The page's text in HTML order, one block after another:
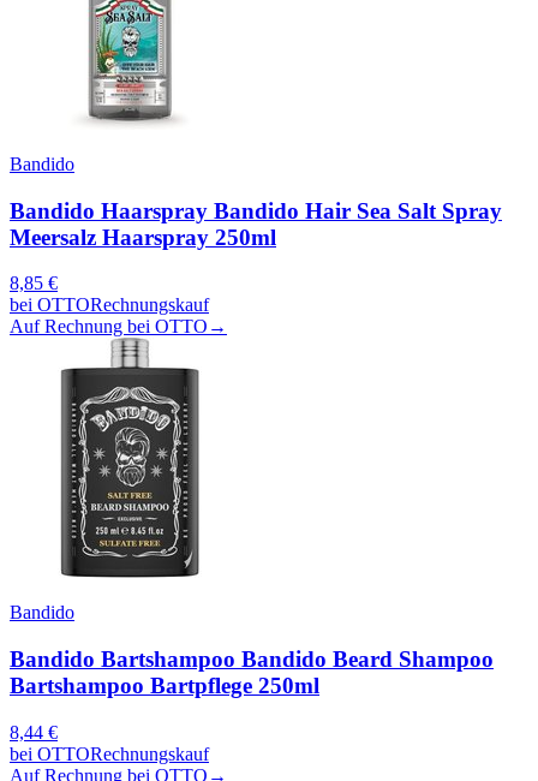
Bandido
Bandido Haarspray Bandido Hair Sea Salt Spray
Meersalz Haarspray 250ml
8,85 €
bei OTTORechnungskauf
Auf Rechnung bei OTTO →
Bandido
Bandido Bartshampoo Bandido Beard Shampoo
Bartshampoo Bartpflege 250ml
8,44 €
bei OTTORechnungskauf
Auf Rechnung bei OTTO →